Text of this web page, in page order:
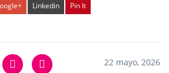
Linkedin Pin It
22 mayo, 2026